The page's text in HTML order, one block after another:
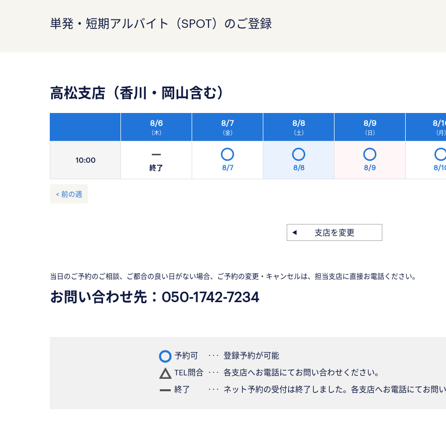
単発・短期アルバイト（SPOT）のご登録
高松支店（香川・岡山含む）
10:00
8/6
（木）
8/7
（金）
8/8
（土）
8/9
（日）
8/
（月）
終了 8/7 8/8 8/9 8/
< 前の週
支店を変更
当日のご予約のご相談、ご都合の良い日がない場合、ご予約の変更・キャンセルは、担当支店に直接お電話ください。
お問い合わせ先： 050-1742-7234
予約可
登録予約が可能
TEL問合
各支店へお電話にてお問い合わせください。
終了
ネット予約の受付は終了しました。各支店へお電話にてお問い